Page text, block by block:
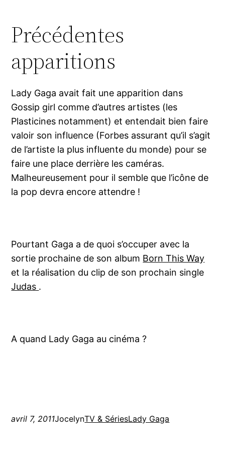
Précédentes
apparitions
Lady Gaga avait fait une apparition dans
Gossip girl comme d’autres artistes (les
Plasticines notamment) et entendait bien faire
valoir son influence (Forbes assurant qu’il s’agit
de l’artiste la plus influente du monde) pour se
faire une place derrière les caméras.
Malheureusement pour il semble que l’icône de
la pop devra encore attendre !
Pourtant Gaga a de quoi s’occuper avec la
sortie prochaine de son album Born This Way
et la réalisation du clip de son prochain single
Judas .
A quand Lady Gaga au cinéma ?
avril 7, 2011JocelynTV & SériesLady Gaga